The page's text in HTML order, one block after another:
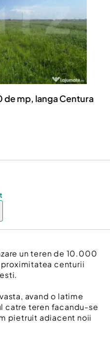
de mp, langa Centura
un teren de 10.000
centurii
avand o latime
catre teren facandu-se
pietruit adiacent noii